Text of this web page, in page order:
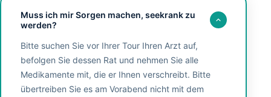
Muss ich mir Sorgen machen, seekrank zu
werden?
Bitte suchen Sie vor Ihrer Tour Ihren Arzt auf,
befolgen Sie dessen Rat und nehmen Sie alle
Medikamente mit, die er Ihnen verschreibt. Bitte
übertreiben Sie es am Vorabend nicht mit dem